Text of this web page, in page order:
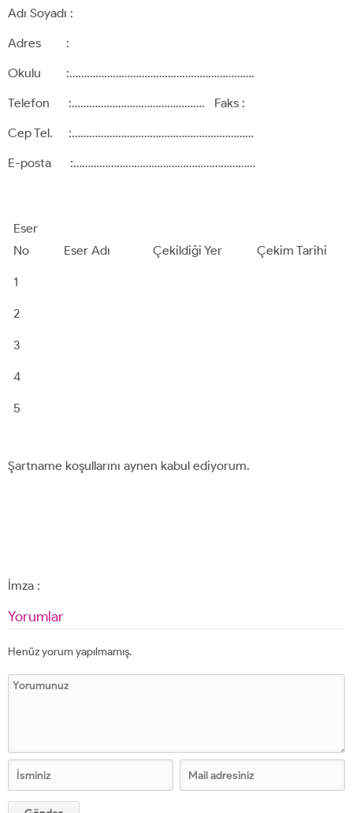
Adı Soyadı :
Adres :
Okulu :……………………………………………………….
Telefon :………………………………………. Faks :
Cep Tel. :………………………………………………………
E-posta :………………………………………………………
Eser
No
Eser Adı Çekildiği Yer Çekim Tarihi
1
2
3
4
5
Şartname koşullarını aynen kabul ediyorum.
İmza :
Yorumlar
Henüz yorum yapılmamış.